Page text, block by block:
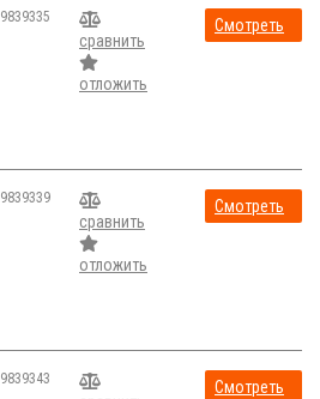
9839335
сравнить
отложить
Смотреть
стоимость
9839339
сравнить
отложить
Смотреть
стоимость
9839343
Смотреть